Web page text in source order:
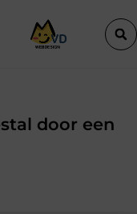
in Purmerend
door een